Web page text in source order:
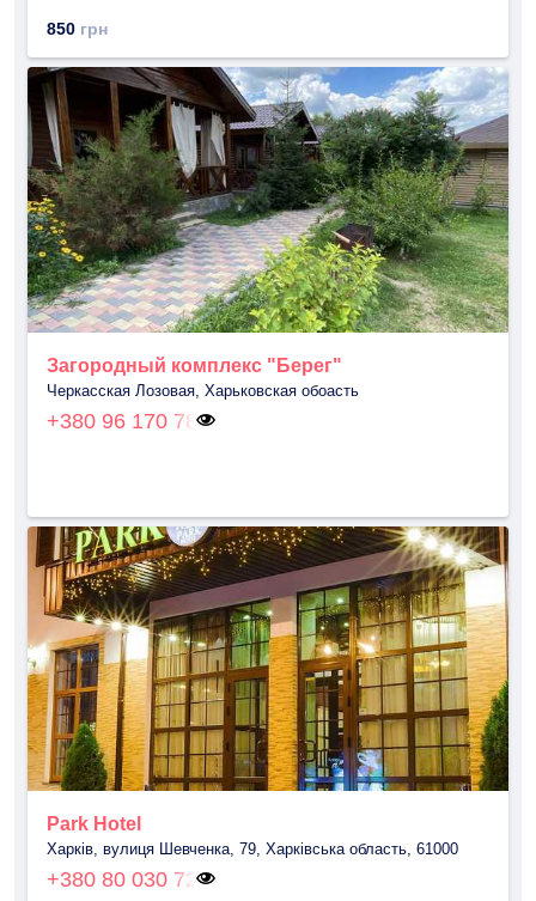
850 грн
Загородный комплекс "Берег"
Черкасская Лозовая, Харьковская обоасть
+380 96 170 78
Park Hotel
Харків, вулиця Шевченка, 79, Харківська область, 61000
+380 80 030 72